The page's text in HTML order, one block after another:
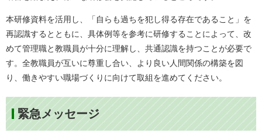
本研修資料を活用し、「自らも過ちを犯し得る存在であること」を
再認識するとともに、具体例等を参考に研修することによって、改
めて管理職と教職員が十分に理解し、共通認識を持つことが必要で
す。全教職員が互いに尊重し合い、より良い人間関係の構築を図
り、働きやすい職場づくりに向けて取組を進めてください。
緊急メッセージ